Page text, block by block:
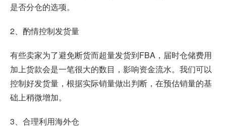
是否分仓的选项。
2、酌情控制发货量
有些卖家为了避免断货而超量发货到FBA，届时仓储费用
加上货款会是一笔很大的数目，影响资金流水。我们可以
控制好发货量，根据实际销量做出判断，在预估销量的基
础上稍微增加。
3、合理利用海外仓